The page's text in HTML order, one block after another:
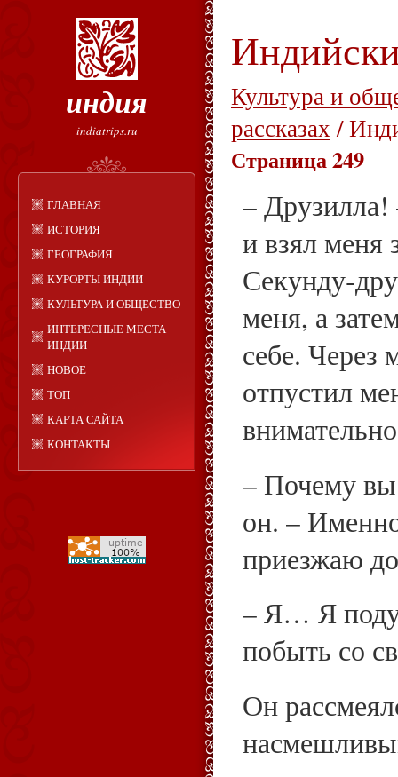
индия
indiatrips.ru
ГЛАВНАЯ
ИСТОРИЯ
ГЕОГРАФИЯ
КУРОРТЫ ИНДИИ
КУЛЬТУРА И ОБЩЕСТВО
ИНТЕРЕСНЫЕ МЕСТА
ИНДИИ
НОВОЕ
ТОП
КАРТА САЙТА
КОНТАКТЫ
Культура и
рассказах/
Страница 249
–
и взял меня
меня, а
себе. Через
отпустил
– Почему вы
он. –
приезжаю
– Я… Я
побыть со
Он